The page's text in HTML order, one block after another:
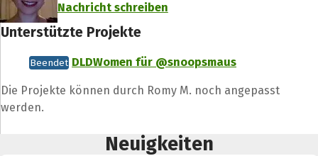
Nachricht schreiben
Unterstützte Projekte
Beendet DLDWomen für @snoopsmaus
Die Projekte können durch Romy M. noch angepasst
werden.
Neuigkeiten